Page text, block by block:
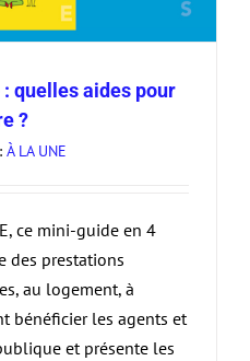
quelles aides pour
?
À LA UNE
ce mini-guide en 4
des prestations
au logement, à
bénéficier les agents et
et présente les